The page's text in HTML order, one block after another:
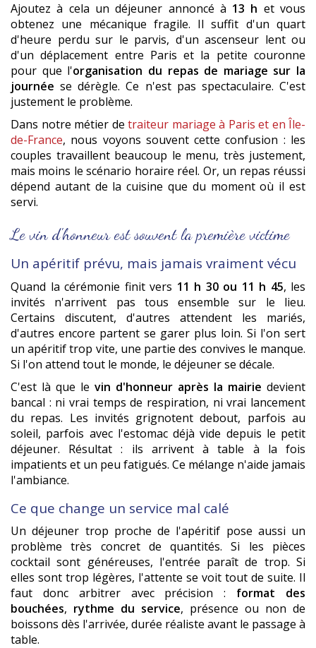
Ajoutez à cela un déjeuner annoncé à 13 h et vous
obtenez une mécanique fragile. Il suffit d'un quart
d'heure perdu sur le parvis, d'un ascenseur lent ou
d'un déplacement entre Paris et la petite couronne
pour que l'organisation du repas de mariage sur la
journée se dérègle. Ce n'est pas spectaculaire. C'est
justement le problème.
Dans notre métier de traiteur mariage à Paris et en Île-
de-France, nous voyons souvent cette confusion : les
couples travaillent beaucoup le menu, très justement,
mais moins le scénario horaire réel. Or, un repas réussi
dépend autant de la cuisine que du moment où il est
servi.
Le vin d'honneur est souvent la première victime
Un apéritif prévu, mais jamais vraiment vécu
Quand la cérémonie finit vers 11 h 30 ou 11 h 45, les
invités n'arrivent pas tous ensemble sur le lieu.
Certains discutent, d'autres attendent les mariés,
d'autres encore partent se garer plus loin. Si l'on sert
un apéritif trop vite, une partie des convives le manque.
Si l'on attend tout le monde, le déjeuner se décale.
C'est là que le vin d'honneur après la mairie devient
bancal : ni vrai temps de respiration, ni vrai lancement
du repas. Les invités grignotent debout, parfois au
soleil, parfois avec l'estomac déjà vide depuis le petit
déjeuner. Résultat : ils arrivent à table à la fois
impatients et un peu fatigués. Ce mélange n'aide jamais
l'ambiance.
Ce que change un service mal calé
Un déjeuner trop proche de l'apéritif pose aussi un
problème très concret de quantités. Si les pièces
cocktail sont généreuses, l'entrée paraît de trop. Si
elles sont trop légères, l'attente se voit tout de suite. Il
faut donc arbitrer avec précision : format des
bouchées, rythme du service, présence ou non de
boissons dès l'arrivée, durée réaliste avant le passage à
table.